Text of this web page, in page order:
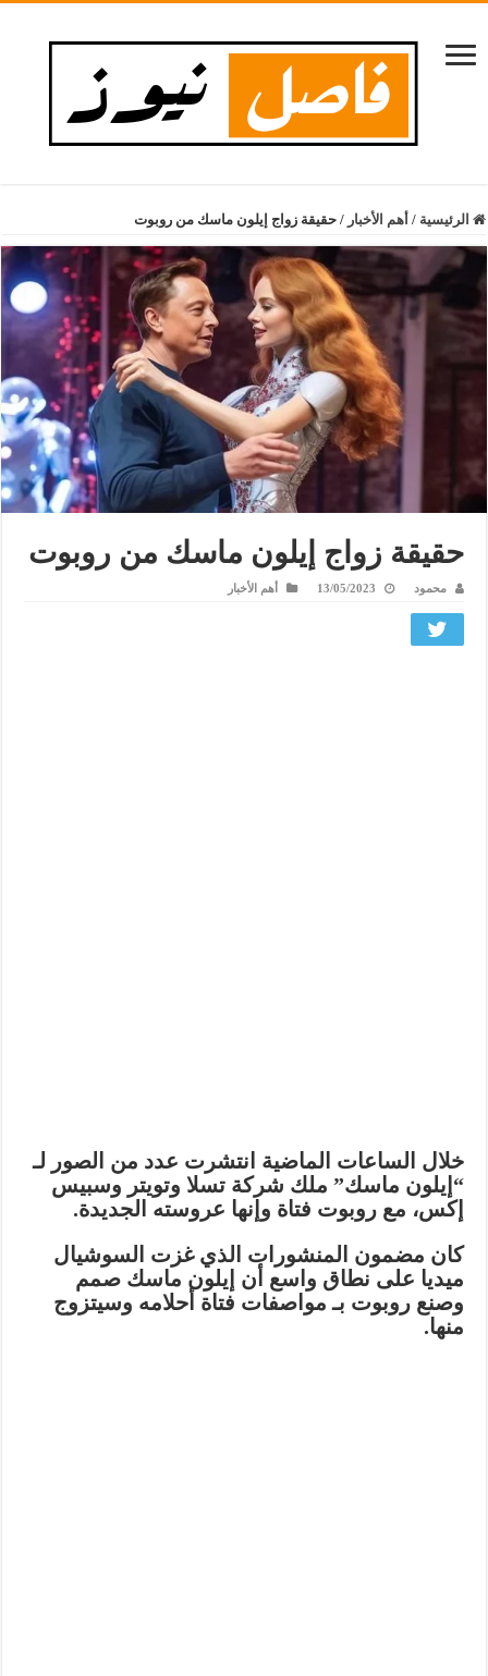
الرئيسية / أهم الأخبار / حقيقة زواج إيلون ماسك من روبوت
حقيقة زواج إيلون ماسك من روبوت
محمود 13/05/2023 أهم الأخبار
خلال الساعات الماضية انتشرت عدد من الصور لـ
“إيلون ماسك” ملك شركة تسلا وتويتر وسبيس
إكس، مع روبوت فتاة وإنها عروسته الجديدة.
كان مضمون المنشورات الذي غزت السوشيال
ميديا على نطاق واسع أن إيلون ماسك صمم
وصنع روبوت بـ مواصفات فتاة أحلامه وسيتزوج
منها.